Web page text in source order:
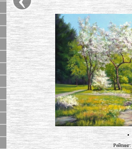
Рейтинг: